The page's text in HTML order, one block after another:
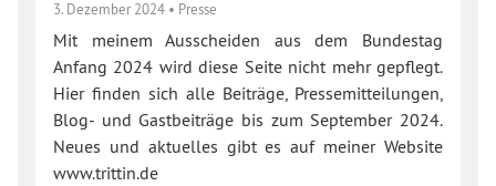
3. Dezember 2024 • Presse
Mit meinem Ausscheiden aus dem Bundestag
Anfang 2024 wird diese Seite nicht mehr gepflegt.
Hier finden sich alle Beiträge, Pressemitteilungen,
Blog- und Gastbeiträge bis zum September 2024.
Neues und aktuelles gibt es auf meiner Website
www.trittin.de